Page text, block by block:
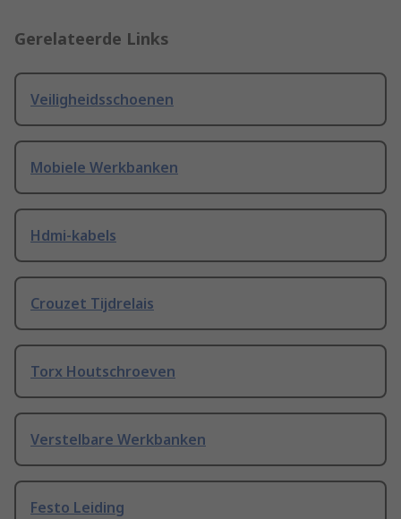
Gerelateerde Links
Veiligheidsschoenen
Mobiele Werkbanken
Hdmi-kabels
Crouzet Tijdrelais
Torx Houtschroeven
Verstelbare Werkbanken
Festo Leiding